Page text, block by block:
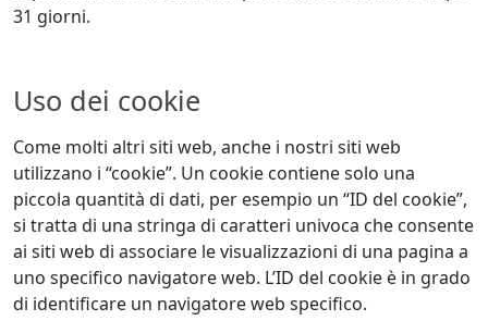
31 giorni.
Uso dei cookie
Come molti altri siti web, anche i nostri siti web
utilizzano i “cookie”. Un cookie contiene solo una
piccola quantità di dati, per esempio un “ID del cookie”,
si tratta di una stringa di caratteri univoca che consente
ai siti web di associare le visualizzazioni di una pagina a
uno specifico navigatore web. L’ID del cookie è in grado
di identificare un navigatore web specifico.